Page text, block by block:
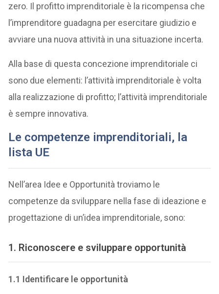
zero. Il profitto imprenditoriale è la ricompensa che
l’imprenditore guadagna per esercitare giudizio e
avviare una nuova attività in una situazione incerta.
Alla base di questa concezione imprenditoriale ci
sono due elementi: l’attività imprenditoriale è volta
alla realizzazione di profitto; l’attività imprenditoriale
è sempre innovativa.
Le competenze imprenditoriali, la
lista UE
Nell’area Idee e Opportunità troviamo le
competenze da sviluppare nella fase di ideazione e
progettazione di un’idea imprenditoriale, sono:
1. Riconoscere e sviluppare opportunità
1.1 Identificare le opportunità